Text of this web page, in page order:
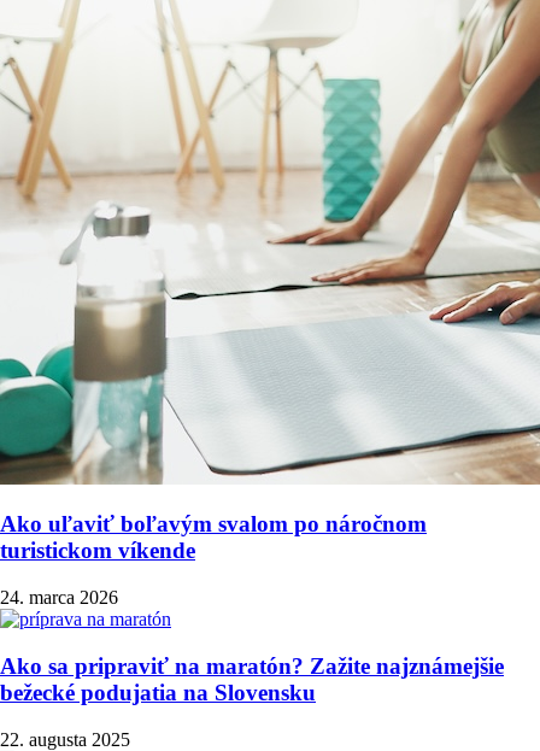
Ako uľaviť boľavým svalom po náročnom
turistickom víkende
24. marca 2026
Ako sa pripraviť na maratón? Zažite najznámejšie
bežecké podujatia na Slovensku
22. augusta 2025